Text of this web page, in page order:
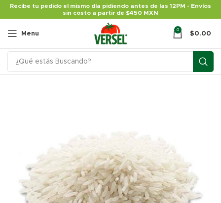
Recibe tu pedido el mismo día pidiendo antes de las 12PM - Envíos
sin costo a partir de $450 MXN
Menu
0
$0.00